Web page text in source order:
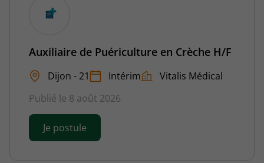
Auxiliaire de Puériculture en Crèche H/F
Dijon - 21 Intérim
Vitalis Médical
Publié le 8 août 2026
Je postule